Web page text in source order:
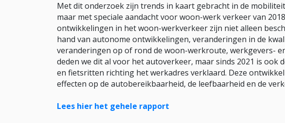
Met dit onderzoek zijn trends in kaart gebracht in de
maar met speciale aandacht voor woon-werk verkeer van
ontwikkelingen in het woon-werkverkeer zijn niet alleen
hand van autonome ontwikkelingen, veranderingen in de
veranderingen op of rond de woon-werkroute, werkgevers-
deden we dit al voor het autoverkeer, maar sinds 2021 is ook
en fietsritten richting het werkadres verklaard. Deze
effecten op de autobereikbaarheid, de leefbaarheid en de
Lees hier het gehele rapport